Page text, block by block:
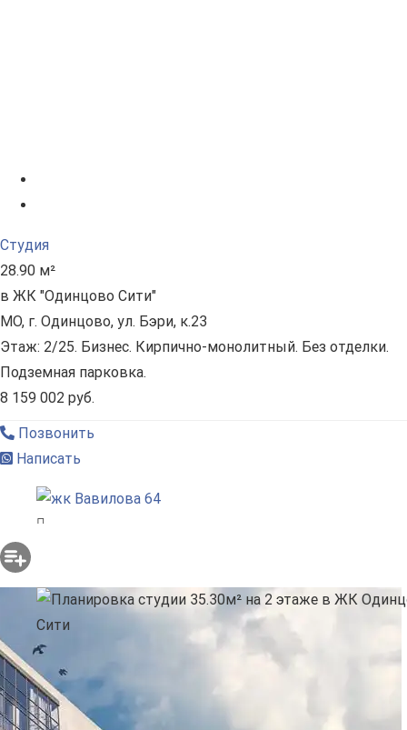
Студия
28.90 м²
в ЖК "Одинцово Сити"
МО, г. Одинцово, ул. Бэри, к.23
Этаж: 2/25. Бизнес. Кирпично-монолитный. Без отделки.
Подземная парковка.
8 159 002 руб.
Позвонить
Написать